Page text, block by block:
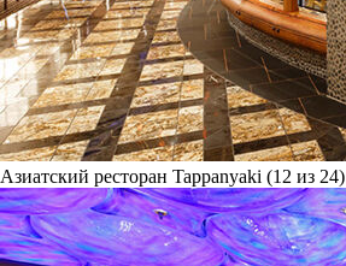
Азиатский ресторан Tappanyaki (12 из 24)